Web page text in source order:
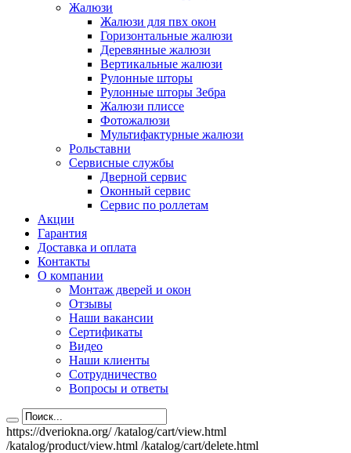
Жалюзи
Жалюзи для пвх окон
Горизонтальные жалюзи
Деревянные жалюзи
Вертикальные жалюзи
Рулонные шторы
Рулонные шторы Зебра
Жалюзи плиссе
Фотожалюзи
Мультифактурные жалюзи
Рольставни
Сервисные службы
Дверной сервис
Оконный сервис
Сервис по роллетам
Акции
Гарантия
Доставка и оплата
Контакты
О компании
Монтаж дверей и окон
Отзывы
Наши вакансии
Сертификаты
Видео
Наши клиенты
Сотрудничество
Вопросы и ответы
https://dveriokna.org/ /katalog/cart/view.html
/katalog/product/view.html /katalog/cart/delete.html